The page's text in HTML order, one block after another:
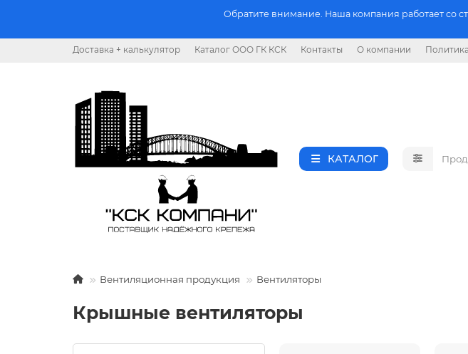
Обратите внимание. Наша компания работает со
Доставка + калькулятор Каталог ООО ГК КСК Контакты О компании
КАТАЛОГ
Вентиляционная продукция Вентиляторы
Крышные вентиляторы